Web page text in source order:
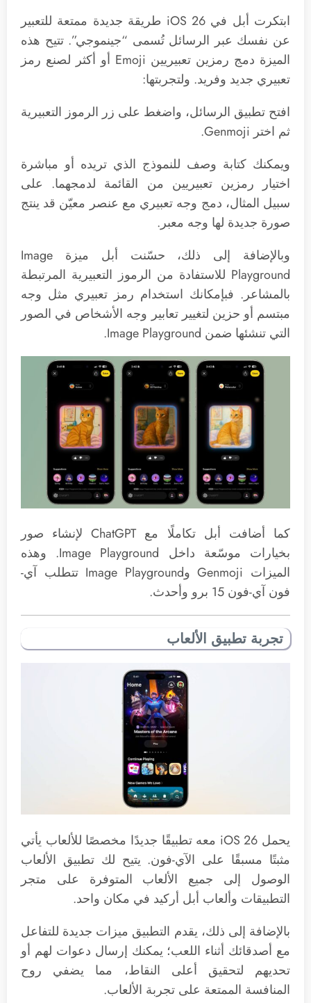
ابتكرت أبل في iOS 26 طريقة جديدة ممتعة للتعبير
عن نفسك عبر الرسائل تُسمى “جينموجي”. تتيح هذه
الميزة دمج رمزين تعبيريين Emoji أو أكثر لصنع رمز
تعبيري جديد وفريد. ولتجربتها:
افتح تطبيق الرسائل، واضغط على زر الرموز التعبيرية
ثم اختر Genmoji.
ويمكنك كتابة وصف للنموذج الذي تريده أو مباشرة
اختيار رمزين تعبيريين من القائمة لدمجهما. على
سبيل المثال، دمج وجه تعبيري مع عنصر معيّن قد ينتج
صورة جديدة لها وجه معبر.
وبالإضافة إلى ذلك، حسّنت أبل ميزة Image
Playground للاستفادة من الرموز التعبيرية المرتبطة
بالمشاعر. فبإمكانك استخدام رمز تعبيري مثل وجه
مبتسم أو حزين لتغيير تعابير وجه الأشخاص في الصور
التي تنشئها ضمن Image Playground.
كما أضافت أبل تكاملًا مع ChatGPT لإنشاء صور
بخيارات موسّعة داخل Image Playground. وهذه
الميزات Genmoji وImage Playground تتطلب آي-
فون آي-فون 15 برو وأحدث.
تجربة تطبيق الألعاب
يحمل iOS 26 معه تطبيقًا جديدًا مخصصًا للألعاب يأتي
مثبتًا مسبقًا على الآي-فون. يتيح لك تطبيق الألعاب
الوصول إلى جميع الألعاب المتوفرة على متجر
التطبيقات وألعاب أبل أركيد في مكان واحد.
بالإضافة إلى ذلك، يقدم التطبيق ميزات جديدة للتفاعل
مع أصدقائك أثناء اللعب؛ يمكنك إرسال دعوات لهم أو
تحديهم لتحقيق أعلى النقاط، مما يضفي روح
المنافسة الممتعة على تجربة الألعاب.